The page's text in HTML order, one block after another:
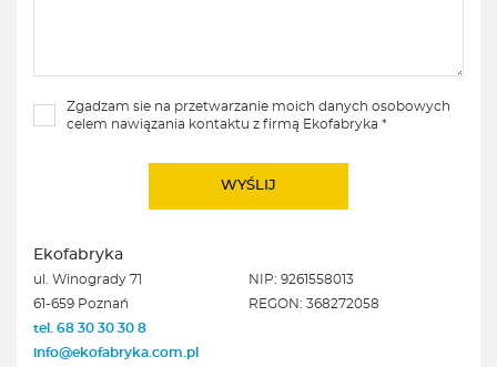
Zgadzam sie na przetwarzanie moich danych osobowych
celem nawiązania kontaktu z firmą Ekofabryka *
Ekofabryka
ul. Winogrady 71
61-659 Poznań
tel. 68 30 30 30 8
info@ekofabryka.com.pl
NIP: 9261558013
REGON: 368272058